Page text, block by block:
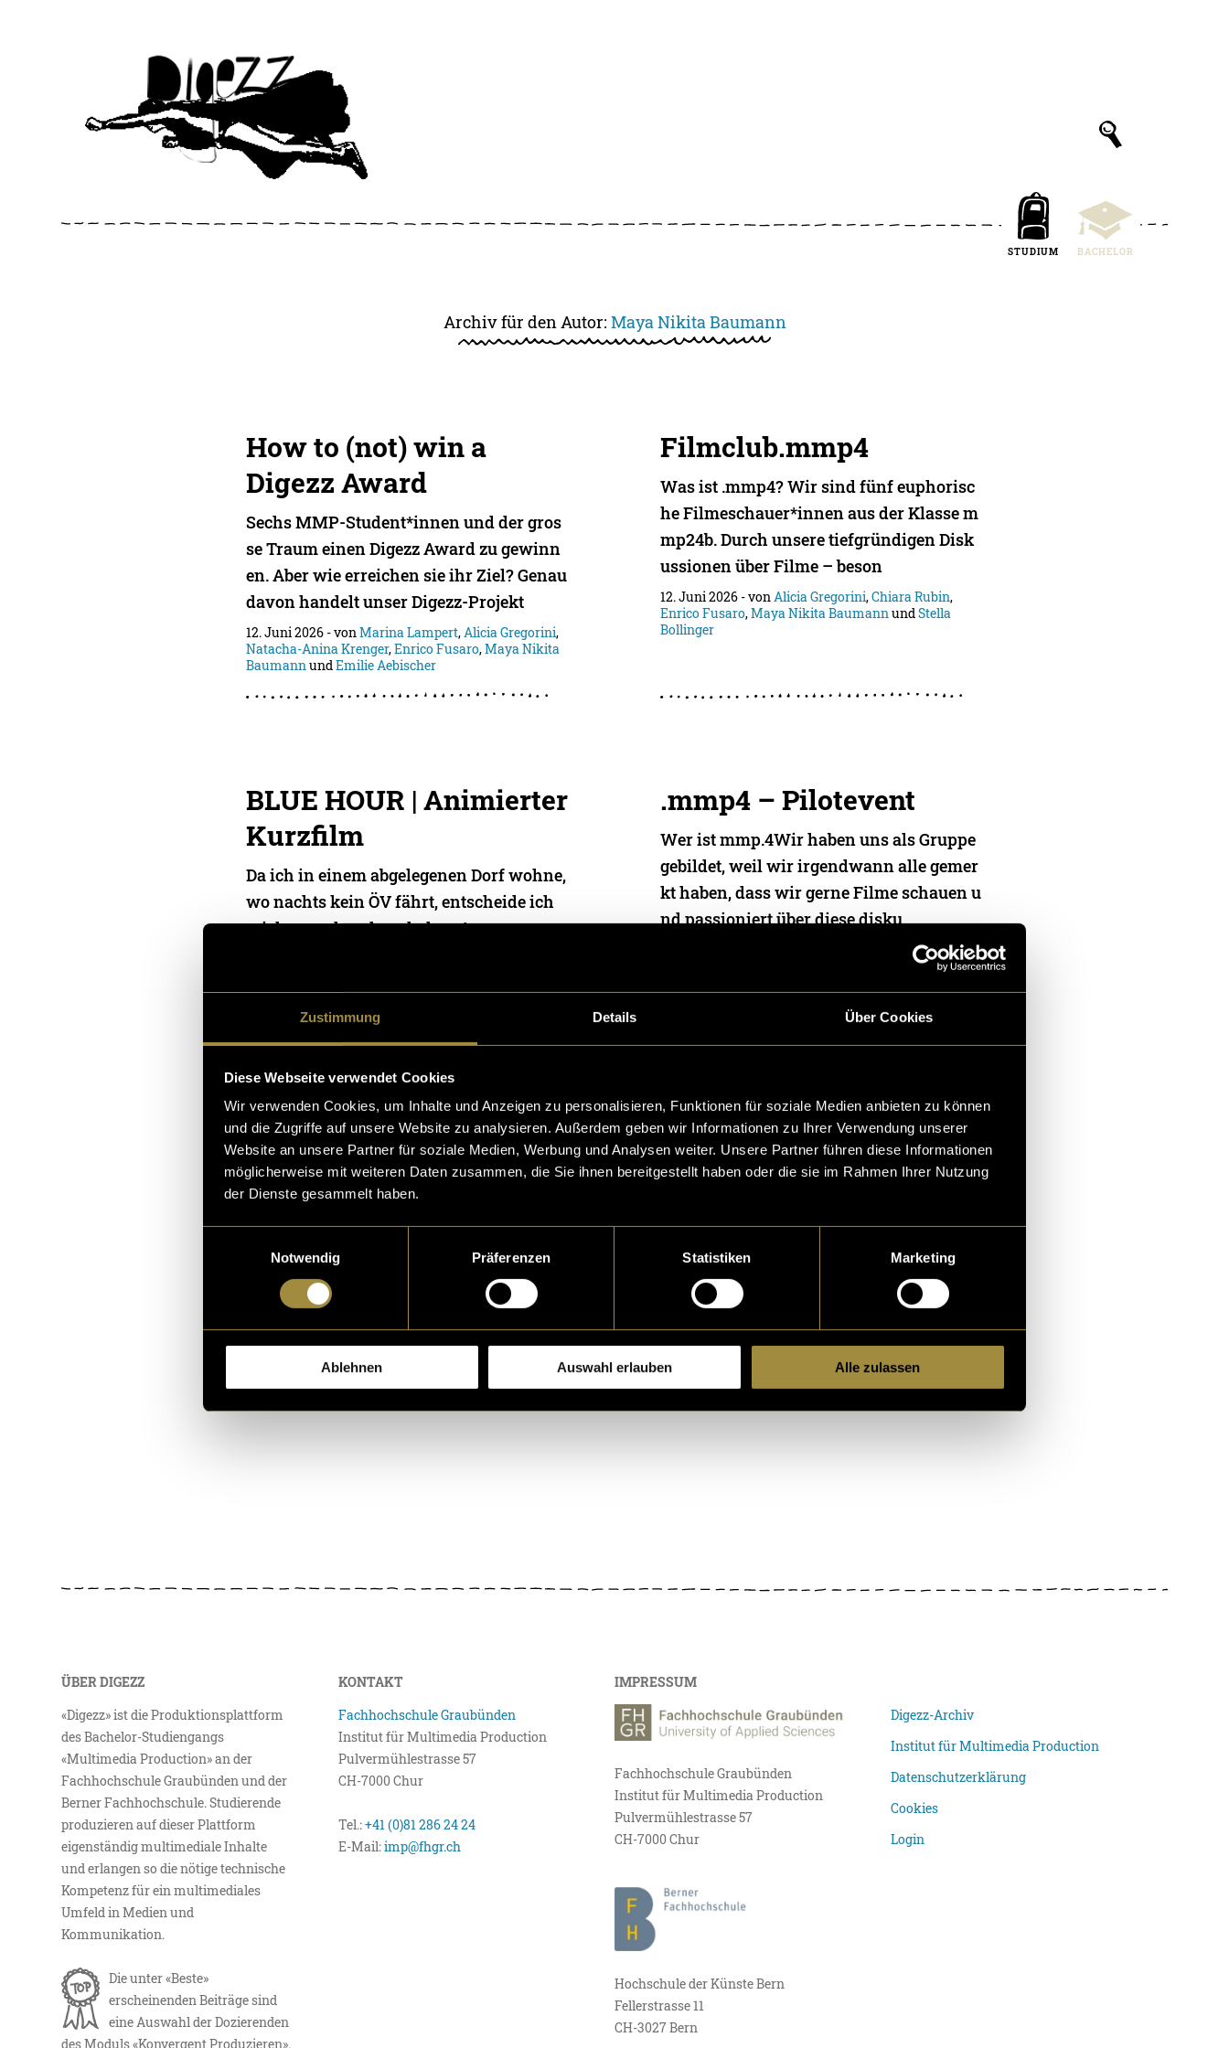
Zustimmung Details Über Cookies
Diese Webseite verwendet Cookies
Wir verwenden Cookies, um Inhalte und Anzeigen zu personalisieren, Funktionen für soziale Medien anbieten zu können
und die Zugriffe auf unsere Website zu analysieren. Außerdem geben wir Informationen zu Ihrer Verwendung unserer
Website an unsere Partner für soziale Medien, Werbung und Analysen weiter. Unsere Partner führen diese Informationen
möglicherweise mit weiteren Daten zusammen, die Sie ihnen bereitgestellt haben oder die sie im Rahmen Ihrer Nutzung
der Dienste gesammelt haben.
Notwendig
Präferenzen Statistiken Marketing
Ablehnen Auswahl erlauben Alle zulassen
STUDIUM BACHELOR
Archiv für den Autor: Maya Nikita Baumann
How to (not) win a
Digezz Award
Sechs MMP-Student*innen und der gros
se Traum einen Digezz Award zu gewinn
en. Aber wie erreichen sie ihr Ziel? Genau
davon handelt unser Digezz-Projekt
12. Juni 2026- vonMarina Lampert,Alicia Gregorini,
Natacha-Anina Krenger,Enrico Fusaro,Maya Nikita
BaumannundEmilie Aebischer
Filmclub.mmp4
Was ist .mmp4? Wir sind fünf euphorisc
he Filmeschauer*innen aus der Klasse m
mp24b. Durch unsere tiefgründigen Disk
ussionen über Filme – beson
12. Juni 2026 - vonAlicia Gregorini,Chiara Rubin,
Enrico Fusaro,Maya Nikita BaumannundStella
Bollinger
BLUE HOUR | Animierter
Kurzfilm
Da ich in einem abgelegenen Dorf wohne,
wo nachts kein ÖV fährt, entscheide ich
mich manchmal nach dem Ausgang nac
.mmp4 – Pilotevent
Wer ist mmp.4Wir haben uns als Gruppe
gebildet, weil wir irgendwann alle gemer
kt haben, dass wir gerne Filme schauen u
nd passioniert über diese disku
Maya Nikita
undEnrico
Krimidinner «NOX
MORTIS»
Was können vier Student*innen währen
d der Prüfungsphase machen, um sich ih
r Leben zu erschweren? Ein Krimidinner
in zehn Tagen von Grund auf selber
07. Juni 2025- von Enrico Fusaro
TUNNEL VISION
Sometimes you have to lose yourself to fi
Enrico
Fusaro
ÜBER DIGEZZ
«Digezz» ist die Produktionsplattform
des Bachelor-Studiengangs
«Multimedia Production» an der
Fachhochschule Graubünden und der
Berner Fachhochschule. Studierende
produzieren auf dieser Plattform
eigenständig multimediale Inhalte
und erlangen so die nötige technische
Kompetenz für ein multimediales
Umfeld in Medien und
Kommunikation.
Die unter «Beste»
erscheinenden Beiträge sind
eine Auswahl der Dozierenden
des Moduls «Konvergent Produzieren».
KONTAKT
Fachhochschule Graubünden
Institut für Multimedia Production
Pulvermühlestrasse 57
CH-7000 Chur
Tel.:+41 (0)81 286 24 24
E-Mail:imp@fhgr.ch
IMPRESSUM
Fachhochschule Graubünden
Institut für Multimedia Production
Pulvermühlestrasse 57
CH-7000 Chur
Hochschule der Künste Bern
Fellerstrasse 11
CH-3027 Bern
Digezz-Archiv
Institut für Multimedia Production
Datenschutzerklärung
Cookies
Login